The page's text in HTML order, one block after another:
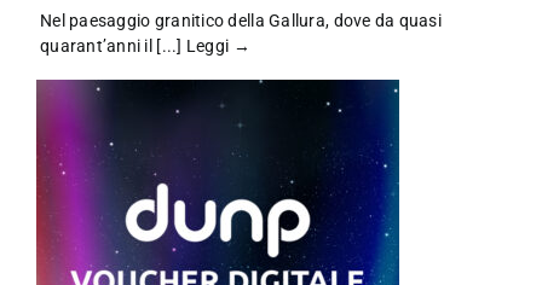
Nel paesaggio granitico della Gallura, dove da quasi
quarant’anni il [...] Leggi →